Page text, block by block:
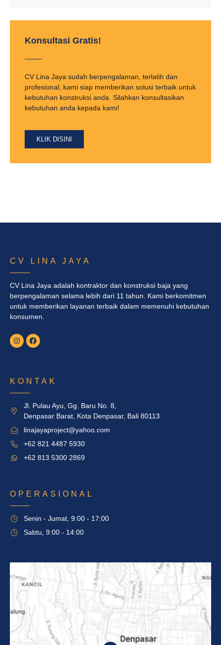
Konsultasi Gratis!
CV Lina Jaya sudah berpengalaman, terlatih dan
profesional, kami siap memberikan solusi terbaik untuk
kebutuhan konstruksi anda. Silahkan konsultasikan
kebutuhan anda kepada kami!
KLIK DISINI
CV LINA JAYA
CV Lina Jaya adalah kontraktor dan konstruksi baja yang
berpengalaman selama lebih dari 11 tahun. Kami berkomitmen
untuk memberikan layanan terbaik dalam memenuhi kebutuhan
konsumen.
KONTAK
Jl. Pulau Ayu, Gg. Baru No. 8,
Denpasar Barat, Kota Denpasar, Bali 80113
linajayaproject@yahoo.com
+62 821 4487 5930
+62 813 5300 2869
OPERASIONAL
Senin - Jumat, 9:00 - 17:00
Sabtu, 9:00 - 14:00